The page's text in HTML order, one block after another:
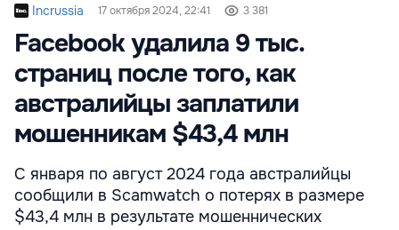
Incrussia 17 октября 2024, 22:41 3 381
Facebook удалила 9 тыс.
страниц после того, как
австралийцы заплатили
мошенникам $43,4 млн
С января по август 2024 года австралийцы
сообщили в Scamwatch о потерях в размере
$43,4 млн в результате мошеннических